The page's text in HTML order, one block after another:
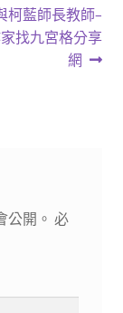
柯藍師長教師–
找九宮格分享
網
公開。 必